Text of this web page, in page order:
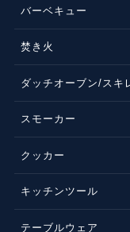
バーベキュー
焚き火
ダッチオーブン/スキ
スモーカー
クッカー
キッチンツール
テーブルウェア